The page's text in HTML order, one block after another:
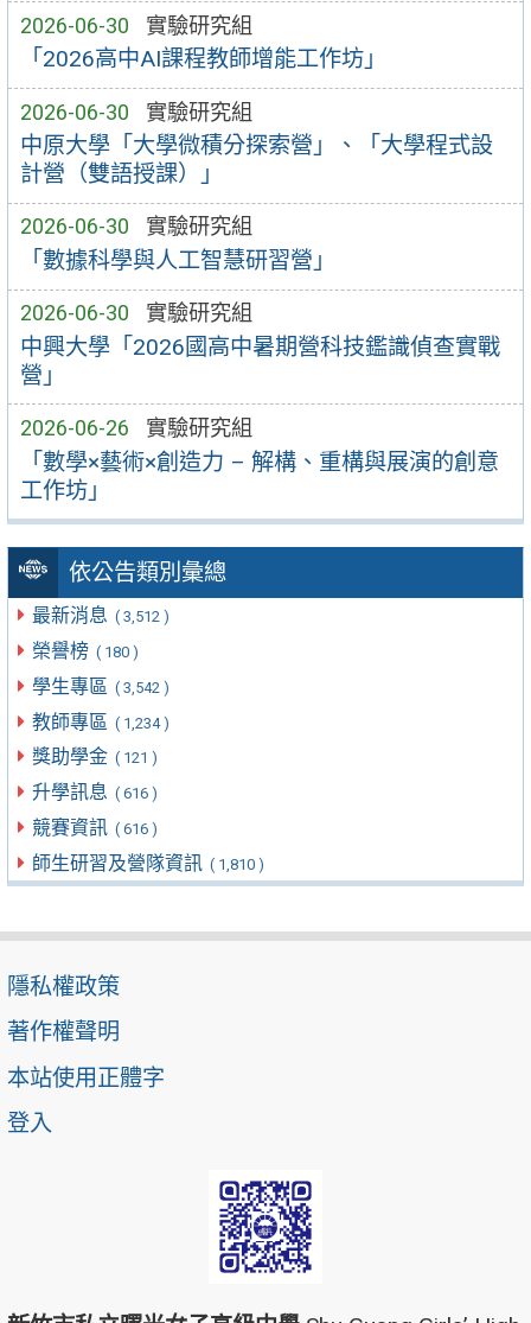
2026-06-30 實驗研究組
「2026高中AI課程教師增能工作坊」
2026-06-30 實驗研究組
中原大學「大學微積分探索營」、「大學程式設
計營（雙語授課）」
2026-06-30 實驗研究組
「數據科學與人工智慧研習營」
2026-06-30 實驗研究組
中興大學「2026國高中暑期營科技鑑識偵查實戰
營」
2026-06-26 實驗研究組
「數學×藝術×創造力 – 解構、重構與展演的創意
工作坊」
依公告類別彙總
最新消息 ( 3,512 )
榮譽榜 ( 180 )
學生專區 ( 3,542 )
教師專區 ( 1,234 )
獎助學金 ( 121 )
升學訊息 ( 616 )
競賽資訊 ( 616 )
師生研習及營隊資訊 ( 1,810 )
隱私權政策
著作權聲明
本站使用正體字
登入